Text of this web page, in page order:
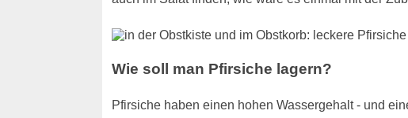
Wie soll man Pfirsiche lagern?
Pfirsiche haben einen hohen Wassergehalt - und